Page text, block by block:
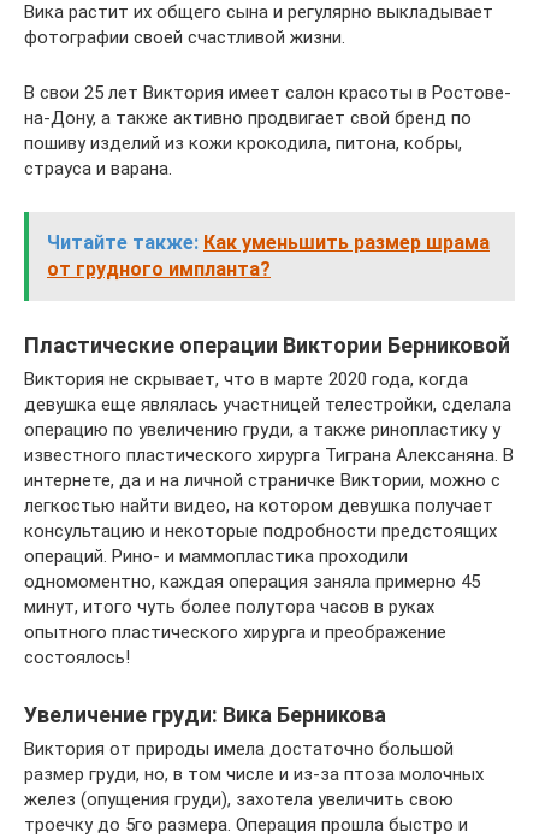
Вика растит их общего сына и регулярно выкладывает
фотографии своей счастливой жизни.
В свои 25 лет Виктория имеет салон красоты в Ростове-
на-Дону, а также активно продвигает свой бренд по
пошиву изделий из кожи крокодила, питона, кобры,
страуса и варана.
Читайте также: Как уменьшить размер шрама
от грудного импланта?
Пластические операции Виктории Берниковой
Виктория не скрывает, что в марте 2020 года, когда
девушка еще являлась участницей телестройки, сделала
операцию по увеличению груди, а также ринопластику у
известного пластического хирурга Тиграна Алексаняна. В
интернете, да и на личной страничке Виктории, можно с
легкостью найти видео, на котором девушка получает
консультацию и некоторые подробности предстоящих
операций. Рино- и маммопластика проходили
одномоментно, каждая операция заняла примерно 45
минут, итого чуть более полутора часов в руках
опытного пластического хирурга и преображение
состоялось!
Увеличение груди: Вика Берникова
Виктория от природы имела достаточно большой
размер груди, но, в том числе и из-за птоза молочных
желез (опущения груди), захотела увеличить свою
троечку до 5го размера. Операция прошла быстро и